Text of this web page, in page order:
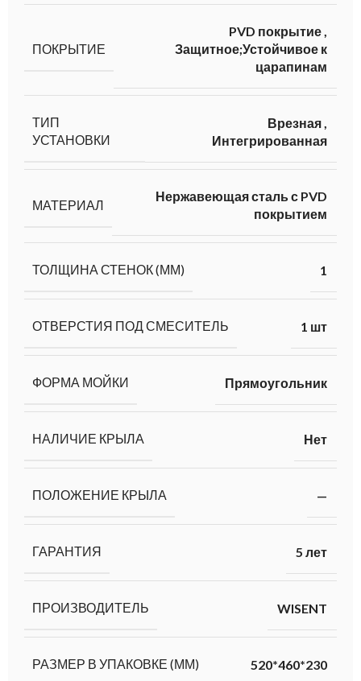
ПОКРЫТИЕ
PVD покрытие,
Защитное;Устойчивое к
царапинам
ТИП
УСТАНОВКИ
Врезная,
Интегрированная
МАТЕРИАЛ
Нержавеющая сталь с PVD
покрытием
ТОЛЩИНА СТЕНОК (ММ) 1
ОТВЕРСТИЯ ПОД СМЕСИТЕЛЬ 1 шт
ФОРМА МОЙКИ Прямоугольник
НАЛИЧИЕ КРЫЛА Нет
ПОЛОЖЕНИЕ КРЫЛА —
ГАРАНТИЯ 5 лет
ПРОИЗВОДИТЕЛЬ WISENT
РАЗМЕР В УПАКОВКЕ (ММ) 520*460*230